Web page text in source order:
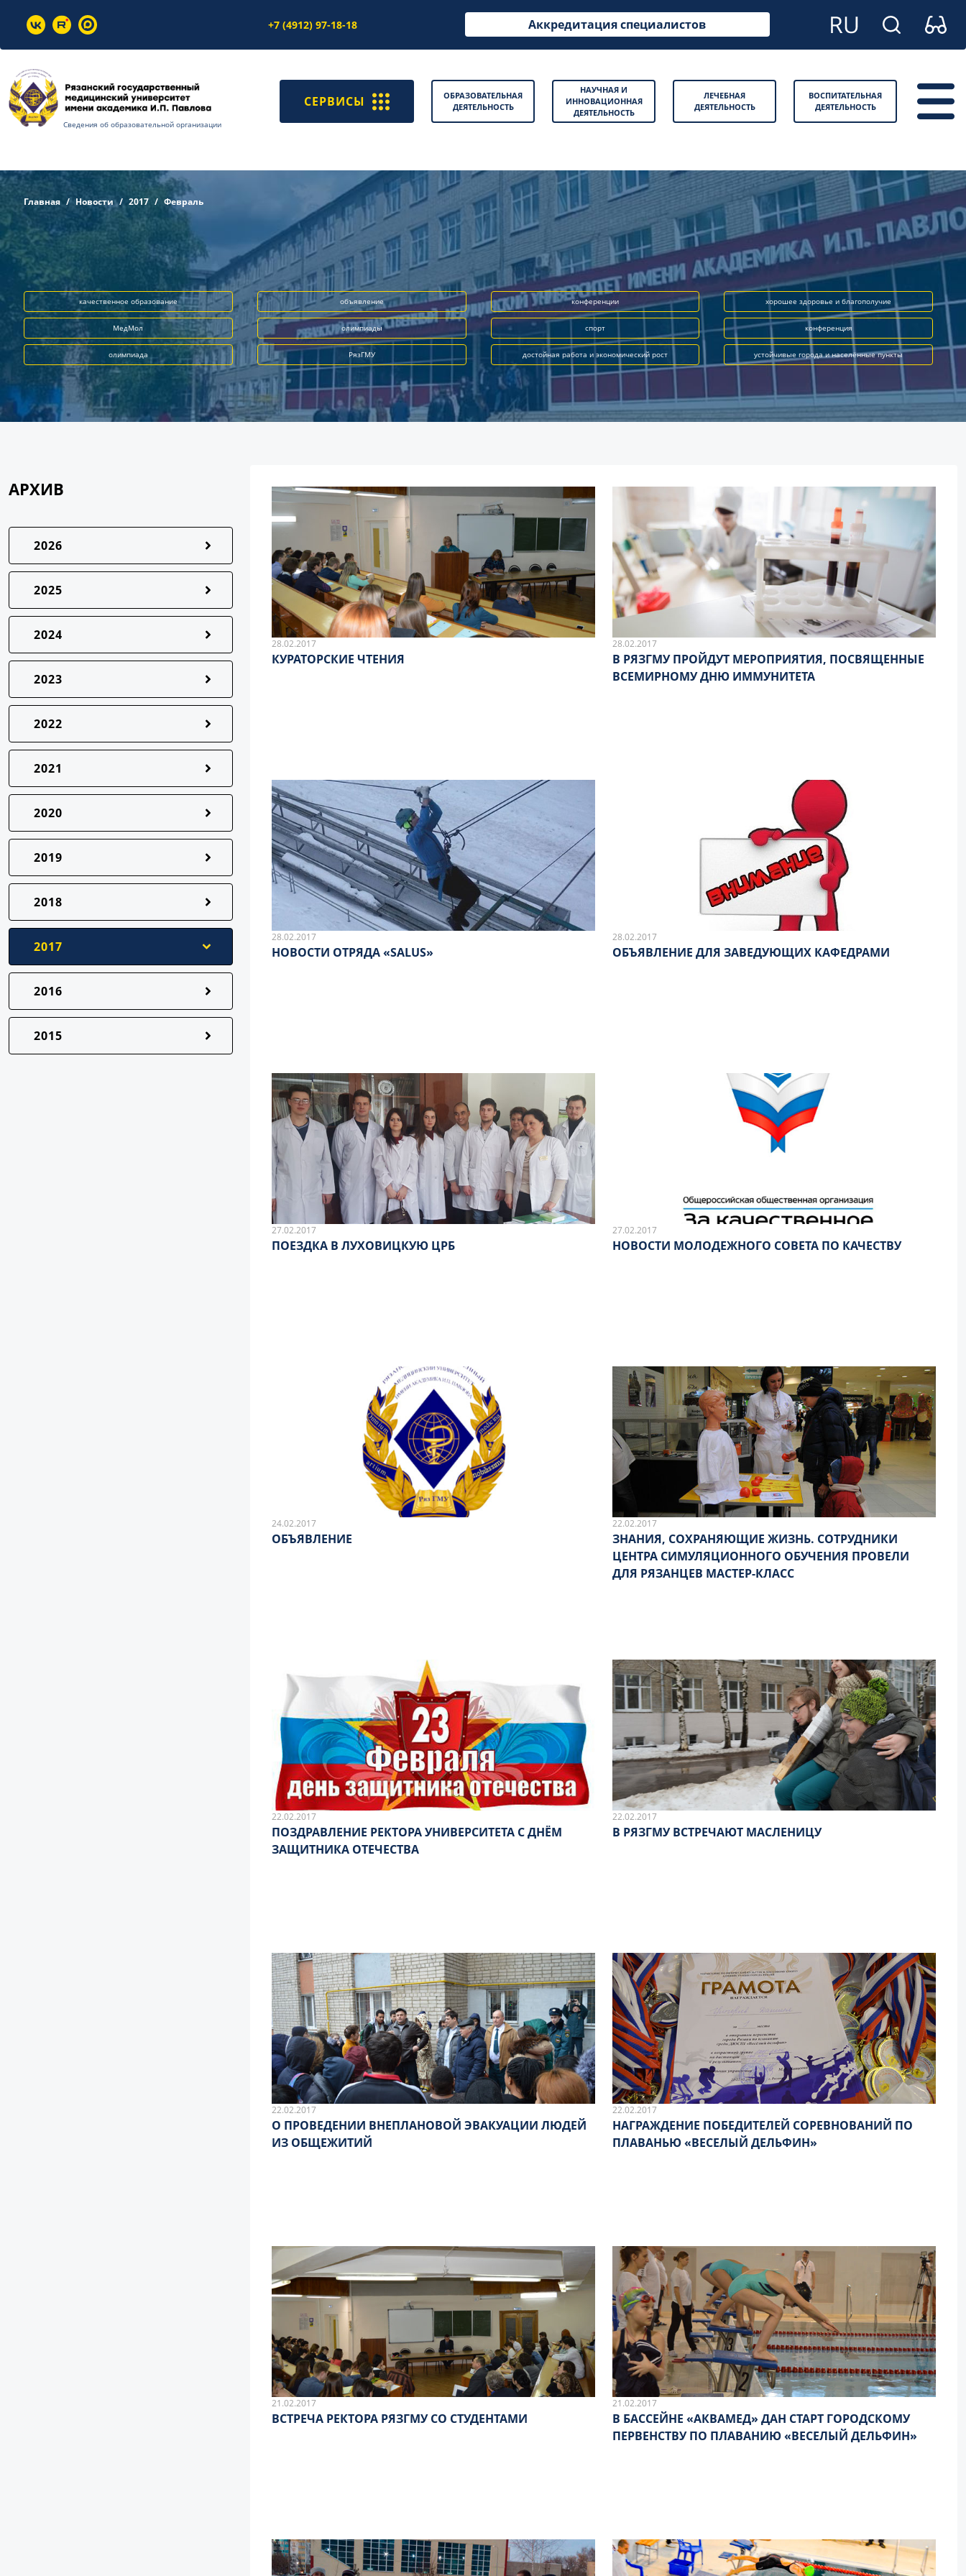
+7 (4912) 97-18-18 Аккредитация специалистов
Сведения об образовательной организации
СЕРВИСЫ
ОБРАЗОВАТЕЛЬНАЯ
ДЕЯТЕЛЬНОСТЬ
НАУЧНАЯ И
ИННОВАЦИОННАЯ
ДЕЯТЕЛЬНОСТЬ
ЛЕЧЕБНАЯ
ДЕЯТЕЛЬНОСТЬ
ВОСПИТАТЕЛЬНАЯ
ДЕЯТЕЛЬНОСТЬ
Главная Новости 2017 Февраль
качественное образование объявление конференции хорошее здоровье и благополучие
МедМол олимпиады спорт конференция
олимпиада РязГМУ достойная работа и экономический рост устойчивые города и населённые пункты
АРХИВ
2026
2025
2024
2023
2022
2021
2020
2019
2018
2017
2016
2015
28.02.2017
КУРАТОРСКИЕ ЧТЕНИЯ
28.02.2017
В РЯЗГМУ ПРОЙДУТ МЕРОПРИЯТИЯ, ПОСВЯЩЕННЫЕ
ВСЕМИРНОМУ ДНЮ ИММУНИТЕТА
28.02.2017
НОВОСТИ ОТРЯДА «SALUS»
28.02.2017
ОБЪЯВЛЕНИЕ ДЛЯ ЗАВЕДУЮЩИХ КАФЕДРАМИ
27.02.2017
ПОЕЗДКА В ЛУХОВИЦКУЮ ЦРБ
27.02.2017
НОВОСТИ МОЛОДЕЖНОГО СОВЕТА ПО КАЧЕСТВУ
24.02.2017
ОБЪЯВЛЕНИЕ
22.02.2017
ЗНАНИЯ, СОХРАНЯЮЩИЕ ЖИЗНЬ. СОТРУДНИКИ
ЦЕНТРА СИМУЛЯЦИОННОГО ОБУЧЕНИЯ ПРОВЕЛИ
ДЛЯ РЯЗАНЦЕВ МАСТЕР-КЛАСС
22.02.2017
ПОЗДРАВЛЕНИЕ РЕКТОРА УНИВЕРСИТЕТА С ДНЁМ
ЗАЩИТНИКА ОТЕЧЕСТВА
22.02.2017
В РЯЗГМУ ВСТРЕЧАЮТ МАСЛЕНИЦУ
22.02.2017
О ПРОВЕДЕНИИ ВНЕПЛАНОВОЙ ЭВАКУАЦИИ ЛЮДЕЙ
ИЗ ОБЩЕЖИТИЙ
22.02.2017
НАГРАЖДЕНИЕ ПОБЕДИТЕЛЕЙ СОРЕВНОВАНИЙ ПО
ПЛАВАНЬЮ «ВЕСЕЛЫЙ ДЕЛЬФИН»
21.02.2017
ВСТРЕЧА РЕКТОРА РЯЗГМУ СО СТУДЕНТАМИ
21.02.2017
В БАССЕЙНЕ «АКВАМЕД» ДАН СТАРТ ГОРОДСКОМУ
ПЕРВЕНСТВУ ПО ПЛАВАНИЮ «ВЕСЕЛЫЙ ДЕЛЬФИН»